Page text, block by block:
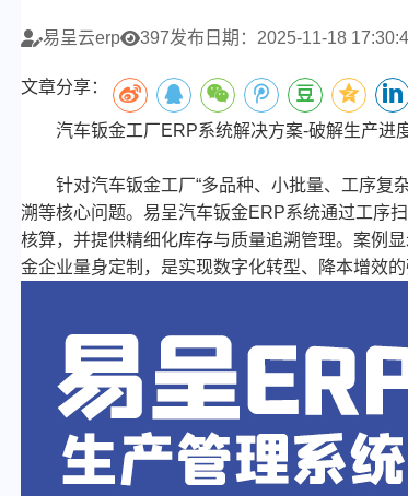
易呈云erp 397发布日期：2025-11-18
文章分享：
汽车钣金工厂ERP系统解决方案-破解生产进
针对汽车钣金工厂“多品种、小批量、工序复杂
溯等核心问题。易呈汽车钣金ERP系统通过工序
核算，并提供精细化库存与质量追溯管理。案例
金企业量身定制，是实现数字化转型、降本增效的